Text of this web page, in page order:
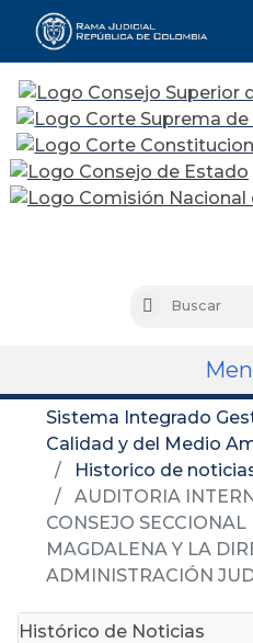
Buscar
Sistema Integrado
Calidad y del Medio
Historico de
AUDITORIA
CONSEJO
MAGDALENA Y LA
ADMINISTRACIÓN
Histórico de Noticias